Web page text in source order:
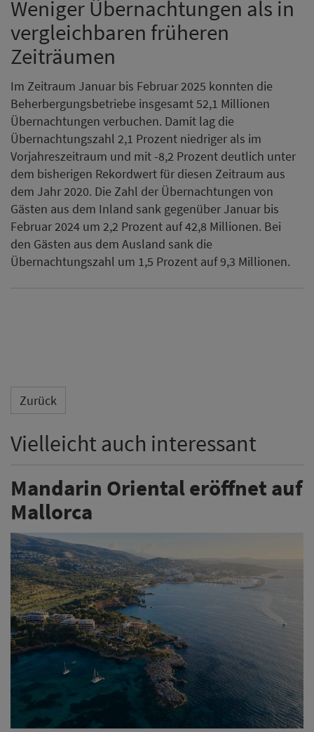
Weniger Übernachtungen als in
vergleichbaren früheren
Zeiträumen
Im Zeitraum Januar bis Februar 2025 konnten die
Beherbergungsbetriebe insgesamt 52,1 Millionen
Übernachtungen verbuchen. Damit lag die
Übernachtungszahl 2,1 Prozent niedriger als im
Vorjahreszeitraum und mit -8,2 Prozent deutlich unter
dem bisherigen Rekordwert für diesen Zeitraum aus
dem Jahr 2020. Die Zahl der Übernachtungen von
Gästen aus dem Inland sank gegenüber Januar bis
Februar 2024 um 2,2 Prozent auf 42,8 Millionen. Bei
den Gästen aus dem Ausland sank die
Übernachtungszahl um 1,5 Prozent auf 9,3 Millionen.
Zurück
Vielleicht auch interessant
Mandarin Oriental eröffnet auf
Mallorca